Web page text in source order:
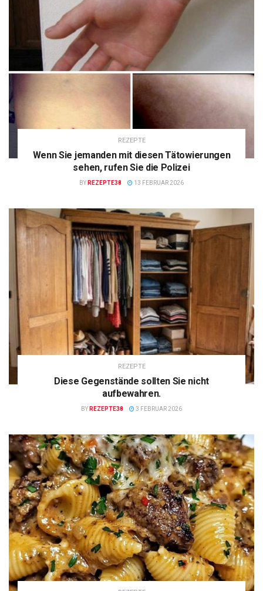
REZEPTE
Wenn Sie jemanden mit diesen Tätowierungen
sehen, rufen Sie die Polizei
BY REZEPTE38 13 FEBRUAR 2026
REZEPTE
Diese Gegenstände sollten Sie nicht
aufbewahren.
BY REZEPTE38 3 FEBRUAR 2026